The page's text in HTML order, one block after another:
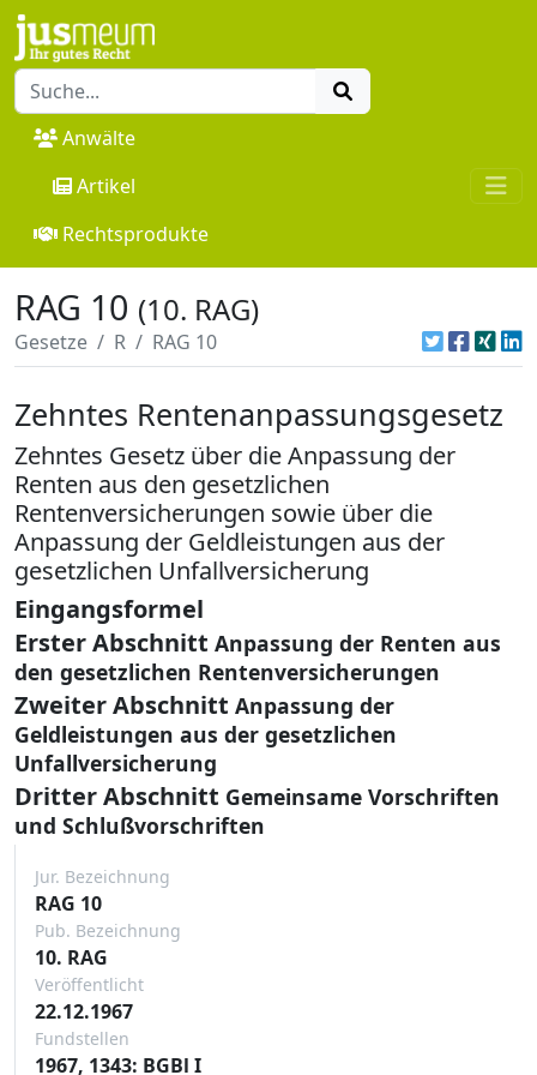
Anwälte
Artikel
Rechtsprodukte
RAG 10 (10. RAG)
Gesetze R RAG 10
Zehntes Rentenanpassungsgesetz
Zehntes Gesetz über die Anpassung der
Renten aus den gesetzlichen
Rentenversicherungen sowie über die
Anpassung der Geldleistungen aus der
gesetzlichen Unfallversicherung
Eingangsformel
Erster Abschnitt Anpassung der Renten aus
den gesetzlichen Rentenversicherungen
Zweiter Abschnitt Anpassung der
Geldleistungen aus der gesetzlichen
Unfallversicherung
Dritter Abschnitt Gemeinsame Vorschriften
und Schlußvorschriften
Jur. Bezeichnung
RAG 10
Pub. Bezeichnung
10. RAG
Veröffentlicht
22.12.1967
Fundstellen
1967, 1343: BGBl I